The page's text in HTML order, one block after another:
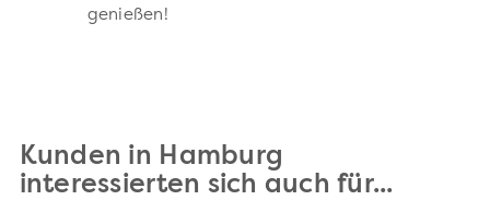
genießen!
Kunden in Hamburg
interessierten sich auch für...